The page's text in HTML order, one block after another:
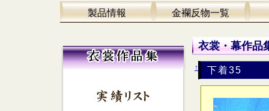
製品情報 金襴反物一覧
衣裳・幕作品
下着35
↑